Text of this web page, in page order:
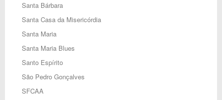
Santa Bárbara
Santa Casa da Misericórdia
Santa Maria
Santa Maria Blues
Santo Espírito
São Pedro Gonçalves
SFCAA